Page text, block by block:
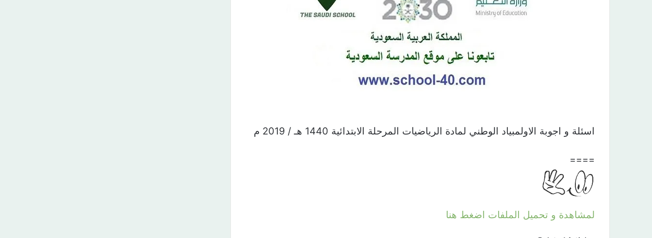
اسئلة و اجوبة الاولمبياد الوطني لمادة الرياضيات المرحلة الابتدائية 1440 هـ / 2019 م
====
لمشاهدة و تحميل الملفات اضغط هنا